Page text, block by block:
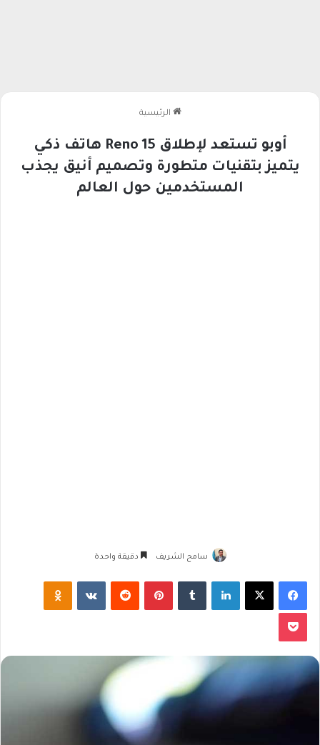
الرئيسية
أوبو تستعد لإطلاق Reno 15 هاتف ذكي
يتميز بتقنيات متطورة وتصميم أنيق يجذب
المستخدمين حول العالم
سامح الشريف دقيقة واحدة
فيسبوك لينكدإن بينتيريست